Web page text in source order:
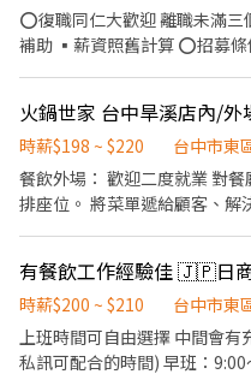
⭕復職同仁大歡迎 離職未滿
補助 ▪薪資照舊計算 ⭕招募
介紹、服務→商品提供→食材
內場 商品進貨、準備、整理
存盤點、出貨 等 ⭕獎金福利
一年4次考核及調薪 ▪加班費
的經營管理，例如：成本控管
制度完善，依努力及成果將
拓展全台灣，讓更多人有機會
牌
時薪$198 ~ $220
台中市東
餐飲外場： 歡迎二度就業 對
排座位。 將菜單遞給顧客、解
收銀等工作。 餐飲內場： 擔
準備工作與其他餐廳相關事務
責清理工作環境、設備和餐具
測量食材的容量與重量。 負責
時薪$200 ~ $210
台中市東
上班時間可自由選擇 中間會有
私訊可配合的時間) 早班：